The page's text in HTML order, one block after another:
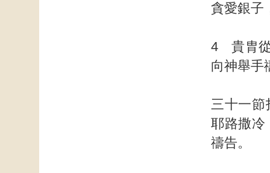
貪愛銀子
4 貴胄從
向神舉
三十一節
耶路撒冷
禱告。